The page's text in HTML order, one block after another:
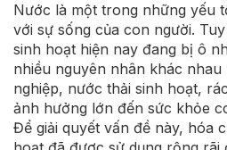
Nước là một trong những yếu
với sự sống của con người.
sinh hoạt hiện nay đang bị ô
nhiều nguyên nhân khác
nghiệp, nước thải sinh hoạt,
ảnh hưởng lớn đến sức khỏe
Để giải quyết vấn đề này, hóa